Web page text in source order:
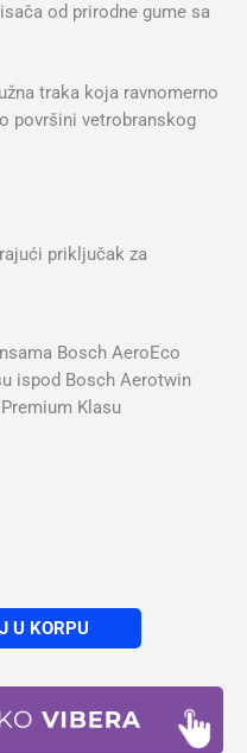
od prirodne gume sa
traka koja ravnomerno
površini vetrobranskog
priključak za
Bosch AeroEco
ispod Bosch Aerotwin
Klasu
U KORPU